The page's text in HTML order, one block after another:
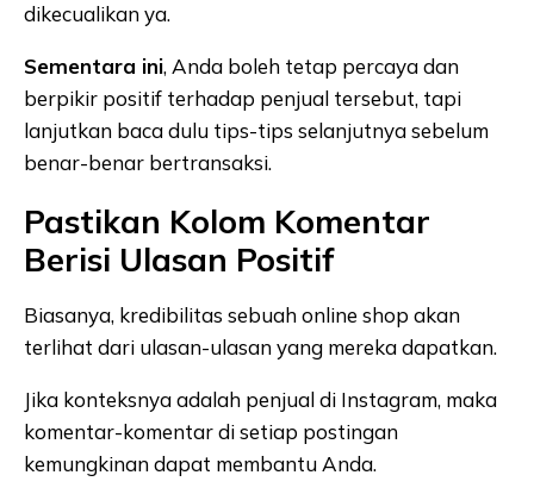
dikecualikan ya.
Sementara ini, Anda boleh tetap percaya dan
berpikir positif terhadap penjual tersebut, tapi
lanjutkan baca dulu tips-tips selanjutnya sebelum
benar-benar bertransaksi.
Pastikan Kolom Komentar
Berisi Ulasan Positif
Biasanya, kredibilitas sebuah online shop akan
terlihat dari ulasan-ulasan yang mereka dapatkan.
Jika konteksnya adalah penjual di Instagram, maka
komentar-komentar di setiap postingan
kemungkinan dapat membantu Anda.